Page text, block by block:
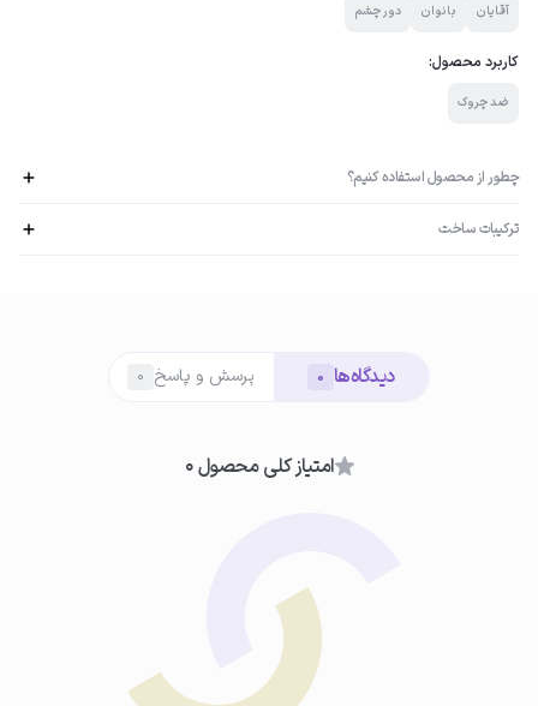
آقایان بانوان دور چشم
کاربرد محصول:
ضد چروک
چطور از محصول استفاده کنیم؟
شب‌ها پس از پاکسازی کامل پوست، مقدار کمی از سرم دور چشم رتینول بلفامد
با نوک انگشت حلقه، سرم را با ضربات بسیار ملایم و آرام ماساژ دهید تا کاملاً
ترکیبات ساخت
دیدگاه‌ها 0 پرسش و پاسخ 0
امتیاز کلی محصول 0